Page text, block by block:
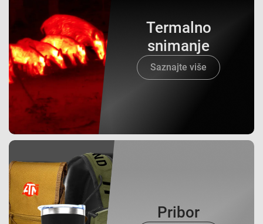
Termalno
snimanje
Saznajte više
Pribor